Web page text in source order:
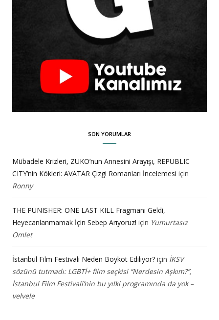
SON YORUMLAR
Mübadele Krizleri, ZUKO’nun Annesini Arayışı, REPUBLIC
CITY’nin Kökleri: AVATAR Çizgi Romanları İncelemesi için
Ronny
THE PUNISHER: ONE LAST KILL Fragmanı Geldi,
Heyecanlanmamak İçin Sebep Arıyoruz! için Yumurtasız
Omlet
İstanbul Film Festivali Neden Boykot Ediliyor? için İKSV
sözünü tutmadı: LGBTİ+ film seçkisi “Nerdesin Aşkım?”,
İstanbul Film Festivali’nin bu yılki programında da yok –
velvele